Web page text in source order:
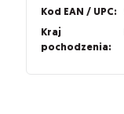
Kod EAN / UPC:
Kraj
pochodzenia: